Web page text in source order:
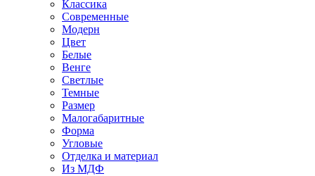
Классика
Современные
Модерн
Цвет
Белые
Венге
Светлые
Темные
Размер
Малогабаритные
Форма
Угловые
Отделка и материал
Из МДФ